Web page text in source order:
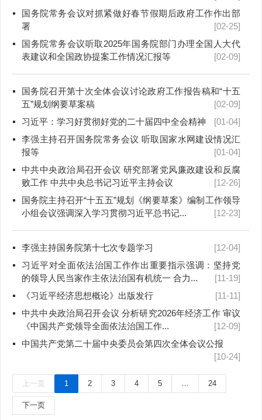
国务院常务会议对抓紧做好春节假期后政府工作作出部
署
[02-25]
国务院常务会议听取2025年国务院部门办理全国人大代
表建议和全国政协提案工作情况汇报等
[02-09]
国务院召开第十次全体会议讨论政府工作报告稿和“十五
五”规划纲要草案稿
[02-09]
习近平：学习好贯彻好党的二十届四中全会精神
[01-04]
李强主持召开国务院常务会议 听取国家水网建设情况汇
报等
[01-04]
中共中央政治局召开会议 研究部署党风廉政建设和反腐
败工作 中共中央总书记习近平主持会议
[12-26]
国务院主持召开“十五五”规划《纲要草案》编制工作领导
小组会议强调深入学习贯彻习近平总书记...
[12-23]
李强主持国务院第十七次专题学习
[12-04]
习近平对全面依法治国工作作出重要指示强调：坚持党
的领导人民当家作主依法治国有机统一 合力...
[11-19]
《习近平经济思想概论》出版发行
[11-11]
中共中央政治局召开会议 分析研究2026年经济工作 审议
《中国共产党领导全面依法治国工作...
[12-09]
中国共产党第二十届中央委员会第四次全体会议公报
[10-24]
上一页 1 2 3 4 5 … 24
下一页